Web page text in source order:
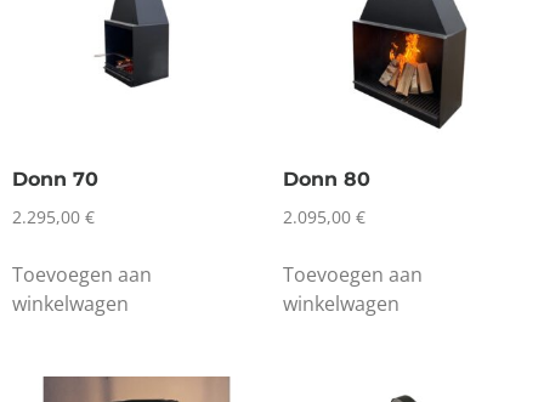
Donn 70
2.295,00 €
Toevoegen aan
winkelwagen
Donn 80
2.095,00 €
Toevoegen aan
winkelwagen